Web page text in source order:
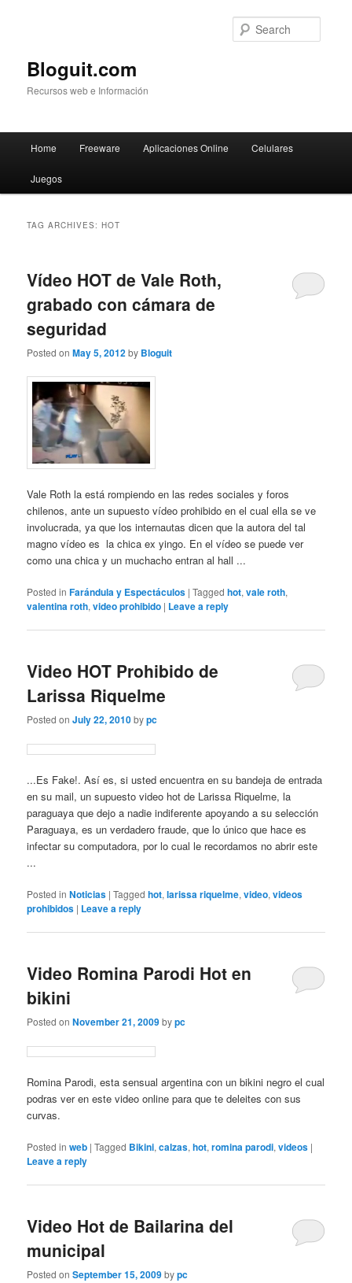
Bloguit.com
Recursos web e Información
Skip
to
Skip
to
Home Freeware Aplicaciones Online Celulares
Juegos
TAG ARCHIVES:HOT
Vídeo HOT de Vale Roth,
grabado con cámara de
seguridad
Posted onMay 5, 2012by Bloguit
Vale Roth la está rompiendo en las redes sociales y foros
chilenos, ante un supuesto vídeo prohibido en el cual ella se ve
involucrada, ya que los internautas dicen que la autora del tal
magno vídeo es la chica ex yingo. En el vídeo se puede ver
como una chica y un muchacho entran al hall ...
Posted in Farándula y Espectáculos |Tagged hot,vale roth,
valentina roth,video prohibido | Leave a reply
Video HOT Prohibido de
Larissa Riquelme
Posted onJuly 22, 2010bypc
...Es Fake!. Así es, si usted encuentra en su bandeja de entrada
en su mail, un supuesto video hot de Larissa Riquelme, la
paraguaya que dejo a nadie indiferente apoyando a su selección
Paraguaya, es un verdadero fraude, que lo único que hace es
infectar su computadora, por lo cual le recordamos no abrir este
...
Posted in Noticias |Tagged hot,larissa riquelme,video,videos
prohibidos | Leave a reply
Video Romina Parodi Hot en
bikini
Posted onNovember 21, 2009bypc
Romina Parodi, esta sensual argentina con un bikini negro el cual
podras ver en este video online para que te deleites con sus
curvas.
Posted in web |Tagged Bikini,calzas,hot,romina parodi,videos |
Leave a reply
Video Hot de Bailarina del
municipal
Posted onSeptember 15, 2009bypc